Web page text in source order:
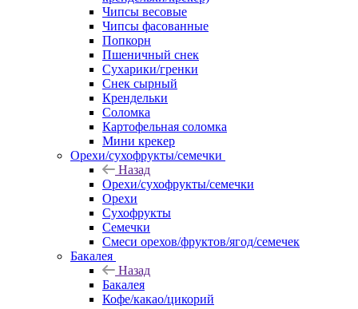
Чипсы весовые
Чипсы фасованные
Попкорн
Пшеничный снек
Сухарики/гренки
Снек сырный
Крендельки
Соломка
Картофельная соломка
Мини крекер
Орехи/сухофрукты/семечки
Назад
Орехи/сухофрукты/семечки
Орехи
Сухофрукты
Семечки
Смеси орехов/фруктов/ягод/семечек
Бакалея
Назад
Бакалея
Кофе/какао/цикорий